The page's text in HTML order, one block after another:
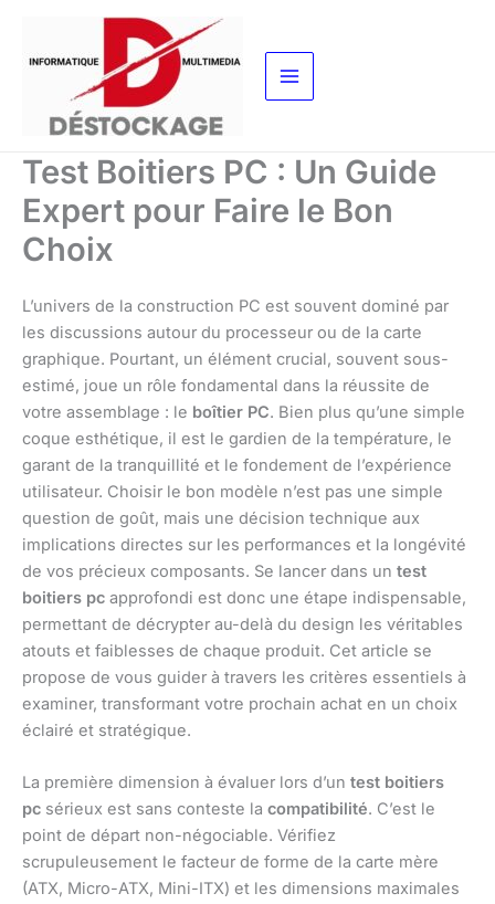
contenu
Test Boitiers PC : Un Guide
Expert pour Faire le Bon
Choix
L’univers de la construction PC est souvent dominé par
les discussions autour du processeur ou de la carte
graphique. Pourtant, un élément crucial, souvent sous-
estimé, joue un rôle fondamental dans la réussite de
votre assemblage : le boîtier PC. Bien plus qu’une simple
coque esthétique, il est le gardien de la température, le
garant de la tranquillité et le fondement de l’expérience
utilisateur. Choisir le bon modèle n’est pas une simple
question de goût, mais une décision technique aux
implications directes sur les performances et la longévité
de vos précieux composants. Se lancer dans un test
boitiers pc approfondi est donc une étape indispensable,
permettant de décrypter au-delà du design les véritables
atouts et faiblesses de chaque produit. Cet article se
propose de vous guider à travers les critères essentiels à
examiner, transformant votre prochain achat en un choix
éclairé et stratégique.
La première dimension à évaluer lors d’un test boitiers
pc sérieux est sans conteste la compatibilité. C’est le
point de départ non-négociable. Vérifiez
scrupuleusement le facteur de forme de la carte mère
(ATX, Micro-ATX, Mini-ITX) et les dimensions maximales